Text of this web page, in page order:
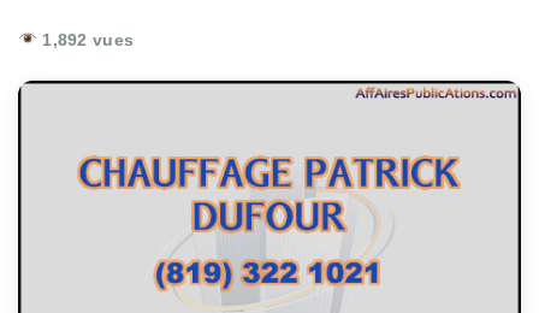
1,892 vues